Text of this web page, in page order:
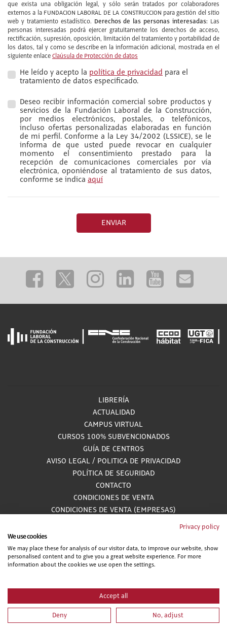
que exista una obligación legal, y sólo serán tratados por colaboradores
externos a la FUNDACION LABORAL DE LA CONSTRUCCION para gestión del sitio
web y tratamiento estadístico. Derechos de las personas interesadas: Las
personas interesadas podrá ejercer gratuitamente los derechos de acceso,
rectificación, supresión, oposición, limitación del tratamiento y portabilidad de
los datos, tal y como se describe en la información adicional, mostrada en el
siguiente enlace Claúsula de Protección de datos
He leído y acepto la política de privacidad para el
tratamiento de datos especificado.
Deseo recibir información comercial sobre productos y
servicios de la Fundación Laboral de la Construcción,
por medios electrónicos, postales, o telefónicos,
incluso ofertas personalizadas elaboradas en función
de mi perfil. Conforme a la Ley 34/2002 (LSSICE), se le
informa de que usted puede revocar en cualquier
momento el consentimiento prestado para la
recepción de comunicaciones comerciales por vía
electrónica, oponiéndose al tratamiento de sus datos,
conforme se indica aquí
ENVIAR
LIBRERÍA
ACTUALIDAD
CAMPUS VIRTUAL
CURSOS 100% SUBVENCIONADOS
GUÍA DE CENTROS
AVISO LEGAL / POLITICA DE PRIVACIDAD
POLÍTICA DE SEGURIDAD
CONTACTO
CONDICIONES DE VENTA
CONDICIONES DE VENTA (EMPRESAS)
ALCANCE GESTIÓN DE DOCUMENTACIÓN
900 81 33 55
Teléfono gratuito atendido por asesores especializados L-V 8:00 - 15:00
Privacy policy
We use cookies
We may place these for analysis of our visitor data, to improve our website, show
personalised content and to give you a great website experience. For more
information about the cookies we use open the settings.
Accept all
Deny No, adjust